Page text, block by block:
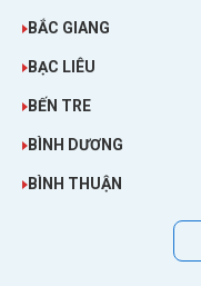
BẮC GIANG
BẠC LIÊU
BẾN TRE
BÌNH DƯƠNG
BÌNH THUẬN